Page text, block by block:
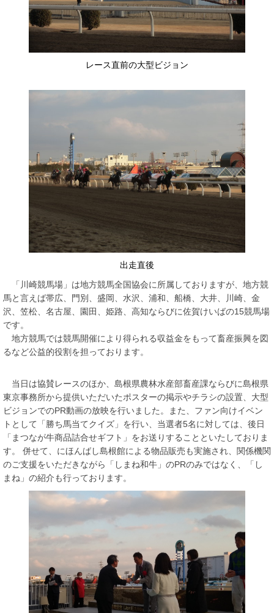
レース直前の大型ビジョン
出走直後
「川崎競馬場」は地方競馬全国協会に所属しておりますが、地方競
馬と言えば帯広、門別、盛岡、水沢、浦和、船橋、大井、川崎、金
沢、笠松、名古屋、園田、姫路、高知ならびに佐賀けいばの15競馬場
です。
地方競馬では競馬開催により得られる収益金をもって畜産振興を図
るなど公益的役割を担っております。
当日は協賛レースのほか、島根県農林水産部畜産課ならびに島根県
東京事務所から提供いただいたポスターの掲示やチラシの設置、大型
ビジョンでのPR動画の放映を行いました。また、ファン向けイベン
トとして「勝ち馬当てクイズ」を行い、当選者5名に対しては、後日
「まつなが牛商品詰合せギフト」をお送りすることといたしておりま
す。 併せて、にほんばし島根館による物品販売も実施され、関係機関
のご支援をいただきながら「しまね和牛」のPRのみではなく、「し
まね」の紹介も行っております。